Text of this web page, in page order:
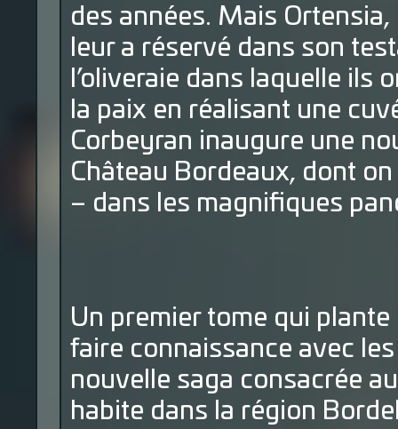
des années. Mais
leur a réservé dans son
l’oliveraie dans laquelle ils
la paix en réalisant une
Corbeyran inaugure une
Château Bordeaux, dont
– dans les magnifiques
Un premier tome qui
faire connaissance avec
nouvelle saga consacrée
habite dans la région